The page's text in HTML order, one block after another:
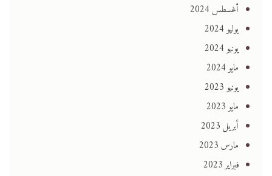
أغسطس 2024
يوليو 2024
يونيو 2024
مايو 2024
يونيو 2023
مايو 2023
أبريل 2023
مارس 2023
فبراير 2023